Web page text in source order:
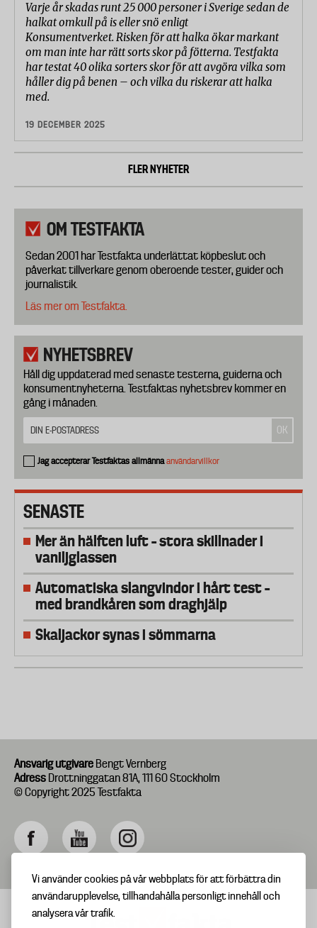
Vi använder cookies på vår webbplats för att förbättra din
användarupplevelse, tillhandahålla personligt innehåll och
analysera vår trafik.
Varje år skadas runt 25 000 personer i Sverige sedan de
halkat omkull på is eller snö enligt
Konsumentverket. Risken för att halka ökar markant
om man inte har rätt sorts skor på fötterna. Testfakta
har testat 40 olika sorters skor för att avgöra vilka som
håller dig på benen – och vilka du riskerar att halka
med.
19 DECEMBER 2025
FLER NYHETER
OM TESTFAKTA
Sedan 2001 har Testfakta underlättat köpbeslut och
påverkat tillverkare genom oberoende tester, guider och
journalistik.
Läs mer om Testfakta.
NYHETSBREV
Håll dig uppdaterad med senaste testerna, guiderna och
konsumentnyheterna. Testfaktas nyhetsbrev kommer en
gång i månaden.
Jag accepterar Testfaktas allmännaanvändarvillkor
SENASTE
Mer än hälften luft – stora skillnader i
vaniljglassen
Automatiska slangvindor i hårt test –
med brandkåren som draghjälp
Skaljackor synas i sömmarna
Ansvarig utgivare Bengt Vernberg
Adress Drottninggatan 81A, 111 60 Stockholm
© Copyright 2025 Testfakta